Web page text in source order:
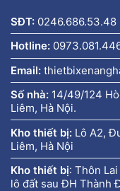
SĐT: 0246.686.53.48
Hotline:
Email:
Số nhà: 14/49/124
Liêm, Hà Nội.
Kho thiết bị: Lô A2,
Liêm, Hà Nội
Kho thiết bị: Thôn
lô đất sau ĐH Thành